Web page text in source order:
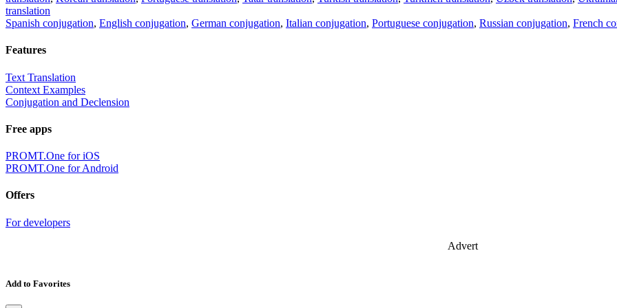
translation
Spanish conjugation, English conjugation, German conjugation, Italian conjugation, Portuguese conjugation, Russian conjugation, French
Features
Text Translation
Context Examples
Conjugation and Declension
Free apps
PROMT.One for iOS
PROMT.One for Android
Offers
For developers
Advert
Add to Favorites